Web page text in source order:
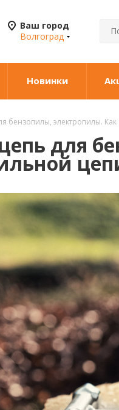
Ваш город
Волгоград
Новинки
бензопилы, электропилы.
для